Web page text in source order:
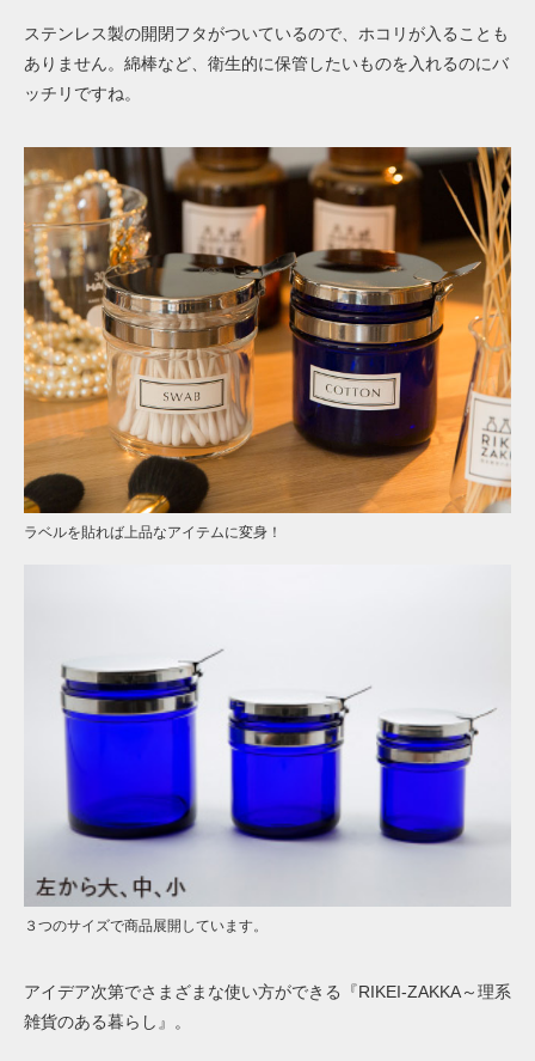
ステンレス製の開閉フタがついているので、ホコリが入ることも
ありません。綿棒など、衛生的に保管したいものを入れるのにバ
ッチリですね。
ラベルを貼れば上品なアイテムに変身！
３つのサイズで商品展開しています。
アイデア次第でさまざまな使い方ができる『RIKEI-ZAKKA～理系
雑貨のある暮らし』。